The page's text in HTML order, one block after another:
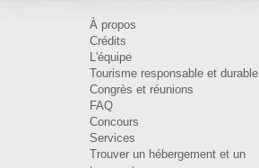
À propos
Crédits
L'équipe
Tourisme responsable et durable
Congrès et réunions
FAQ
Concours
Services
Trouver un hébergement et un